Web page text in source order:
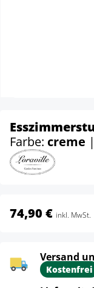
Farbe: creme
74,90 € inkl. MwSt.
Versand
Kostenfrei